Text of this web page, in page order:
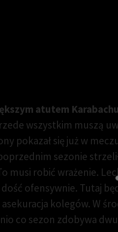
atutem
wszystkim muszą
pokazał się już w
sezonie
musi robić wrażenie.
ofensywnie. Tutaj
kolegów. W
co sezon zdobywa